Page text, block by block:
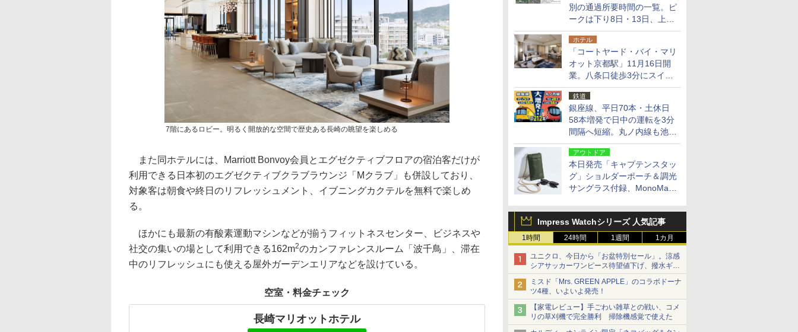
別の通過所要時間の一覧。ピ
ークは下り8日・13日、上り
14日・15日
ホテル
「コートヤード・バイ・マリ
オット京都駅」11月16日開
業。八条口徒歩3分にスイー
ト含む全270室、ダイニング
も併設
鉄道
銀座線、平日70本・土休日
58本増発で日中の運転を3分
間隔へ短縮。丸ノ内線も池袋
～中野坂上を4分間隔に
アウトドア
本日発売「キャプテンスタッ
グ」ショルダーポーチ＆調光
サングラス付録、MonoMax
Impress Watchシリーズ 人気記事
1時間 24時間 1週間 1カ月
ユニクロ、今日から「お盆特別セール」。涼感
シアサッカーワンピース待望値下げ、撥水ギア
ショーツは1990円に
ミスド「Mrs. GREEN APPLE」のコラボドーナ
ツ4種、いよいよ発売！
【家電レビュー】手ごわい雑草との戦い、コメ
リの草刈機で完全勝利 掃除機感覚で使えた
7階にあるロビー。明るく開放的な空間で歴史ある長崎の眺望を楽しめる
また同ホテルには、Marriott Bonvoy会員とエグゼクティブフロアの宿泊客だけが
利用できる日本初のエグゼクティブクラブラウンジ「Mクラブ」も併設しており、
対象客は朝食や終日のリフレッシュメント、イブニングカクテルを無料で楽しめ
る。
ほかにも最新の有酸素運動マシンなどが揃うフィットネスセンター、ビジネスや
社交の集いの場として利用できる162m2のカンファレンスルーム「波千鳥」、滞在
中のリフレッシュにも使える屋外ガーデンエリアなどを設けている。
空室・料金チェック
長崎マリオットホテル